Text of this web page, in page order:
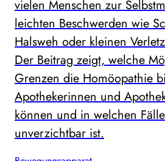
vielen Menschen zur
leichten Beschwerden wie
Halsweh oder kleinen
Der Beitrag zeigt, welche
Grenzen die Homöopathie
Apothekerinnen und
können und in welchen
unverzichtbar ist.